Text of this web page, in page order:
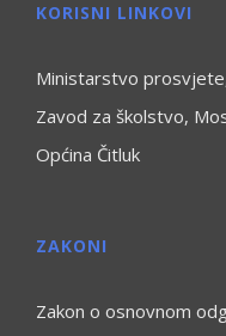
KORISNI LINKOVI
Ministarstvo
Zavod za školstvo,
Općina Čitluk
ZAKONI
Zakon o osnovnom